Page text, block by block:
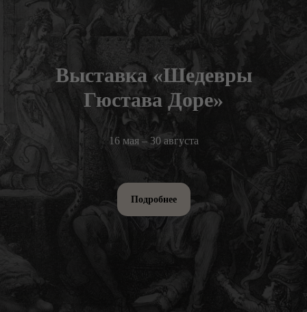
Выставка «Шедевры
Гюстава Доре»
16 мая – 30 августа
Подробнее